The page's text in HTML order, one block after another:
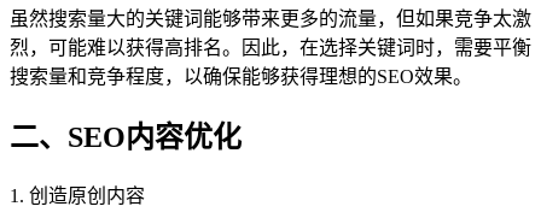
虽然搜索量大的关键词能够带来更多的流量，但如果竞争太激
烈，可能难以获得高排名。因此，在选择关键词时，需要平衡
搜索量和竞争程度，以确保能够获得理想的SEO效果。
二、SEO内容优化
1. 创造原创内容